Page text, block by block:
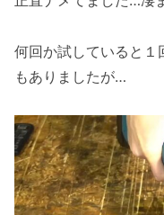
何回か試していると１
もありましたが…